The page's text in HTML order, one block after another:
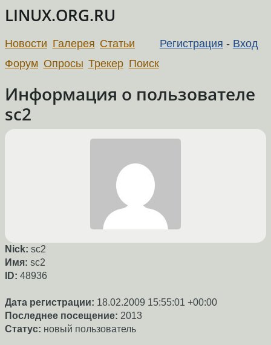
LINUX.ORG.RU
Регистрация - Вход
Новости Галерея Статьи
Форум Опросы Трекер Поиск
Информация о пользователе
sc2
Nick: sc2
Имя: sc2
ID: 48936
Дата регистрации: 18.02.2009 15:55:01 +00:00
Последнее посещение: 2013
Статус: новый пользователь